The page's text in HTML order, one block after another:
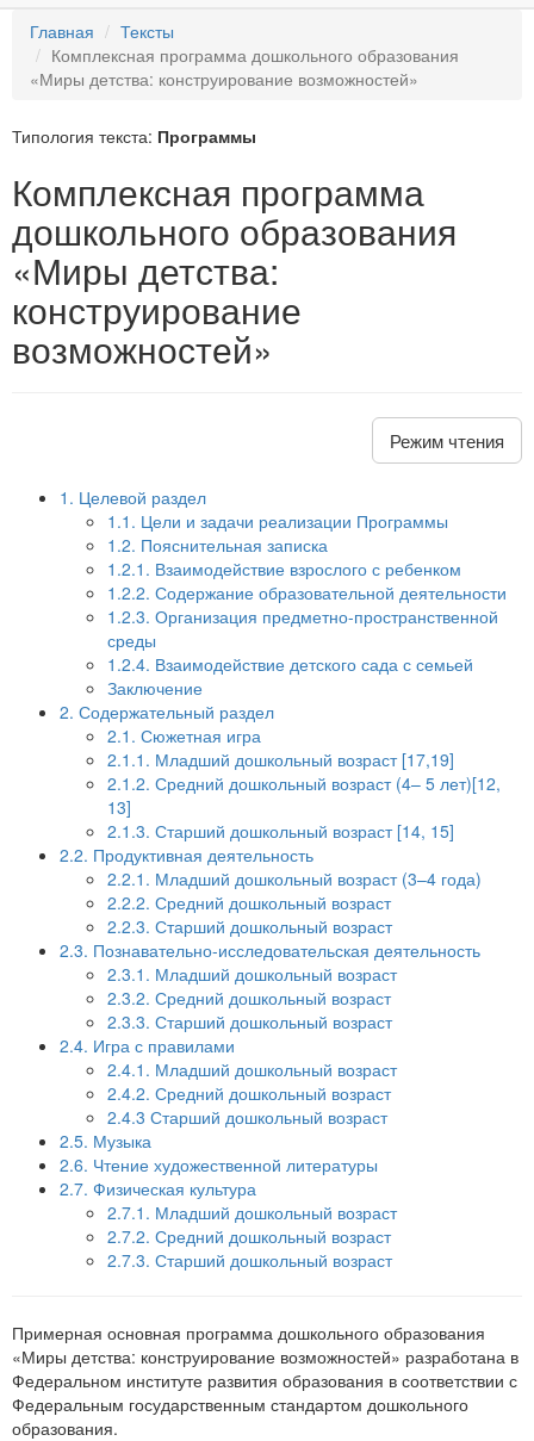
Главная
Тексты
Комплексная программа дошкольного образования
«Миры детства: конструирование возможностей»
Типология текста: Программы
Комплексная программа
дошкольного образования
«Миры детства:
конструирование
возможностей»
Режим чтения
1. Целевой раздел
1.1. Цели и задачи реализации Программы
1.2. Пояснительная записка
1.2.1. Взаимодействие взрослого с ребенком
1.2.2. Содержание образовательной деятельности
1.2.3. Организация предметно-пространственной
среды
1.2.4. Взаимодействие детского сада с семьей
Заключение
2. Содержательный раздел
2.1. Сюжетная игра
2.1.1. Младший дошкольный возраст [17,19]
2.1.2. Средний дошкольный возраст (4– 5 лет)[12,
13]
2.1.3. Старший дошкольный возраст [14, 15]
2.2. Продуктивная деятельность
2.2.1. Младший дошкольный возраст (3–4 года)
2.2.2. Средний дошкольный возраст
2.2.3. Старший дошкольный возраст
2.3. Познавательно-исследовательская деятельность
2.3.1. Младший дошкольный возраст
2.3.2. Средний дошкольный возраст
2.3.3. Старший дошкольный возраст
2.4. Игра с правилами
2.4.1. Младший дошкольный возраст
2.4.2. Средний дошкольный возраст
2.4.3 Старший дошкольный возраст
2.5. Музыка
2.6. Чтение художественной литературы
2.7. Физическая культура
2.7.1. Младший дошкольный возраст
2.7.2. Средний дошкольный возраст
2.7.3. Старший дошкольный возраст
Примерная основная программа дошкольного образования
«Миры детства: конструирование возможностей» разработана в
Федеральном институте развития образования в соответствии с
Федеральным государственным стандартом дошкольного
образования.